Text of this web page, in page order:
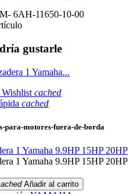
6AH-11650-10-00
gustarle
Wishlist cached
cached
para-motores-fuera-de-borda
1 Yamaha 9.9HP 15HP 20HP
1 Yamaha 9.9HP 15HP 20HP
Añadir al carrito